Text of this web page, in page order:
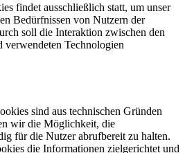
findet ausschließlich statt, um unser
Bedürfnissen von Nutzern der
soll die Interaktion zwischen den
verwendeten Technologien
sind aus technischen Gründen
wir die Möglichkeit, die
für die Nutzer abrufbereit zu halten.
die Informationen zielgerichtet und